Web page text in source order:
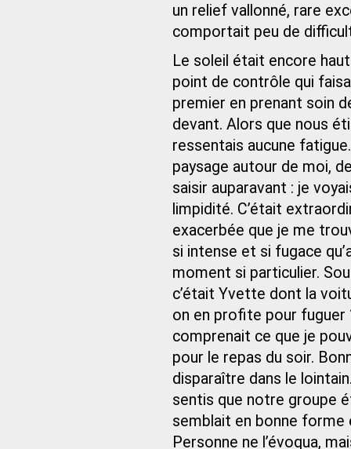
un relief vallonné, rare
comportait peu de
Le soleil était encore
point de contrôle qui
premier en prenant soin
devant. Alors que nous
ressentais aucune
paysage autour de moi,
saisir auparavant : je
limpidité. C’était
exacerbée que je me
si intense et si fugace
moment si particulier.
c’était Yvette dont la
on en profite pour fuguer
comprenait ce que je
pour le repas du soir.
disparaître dans le
sentis que notre groupe
semblait en bonne
Personne ne l’évoqua,